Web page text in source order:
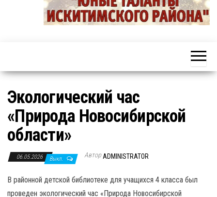
Экологический час
«Природа Новосибирской
области»
06.05.2026 Выкл. АвторADMINISTRATOR
В районной детской библиотеке для учащихся 4 класса был
проведен экологический час «Природа Новосибирской